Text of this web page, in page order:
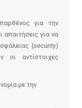
για την
απαιτήσεις για να
(security)
οι αντίστοιχες
με την